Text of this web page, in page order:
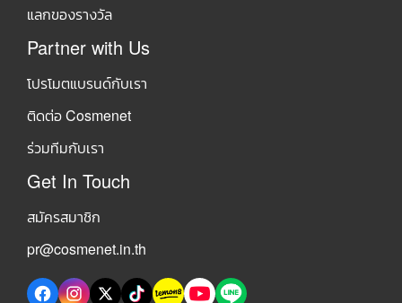
แลกของรางวัล
Partner with Us
โปรโมตแบรนด์กับเรา
ติดต่อ Cosmenet
ร่วมทีมกับเรา
Get In Touch
สมัครสมาชิก
pr@cosmenet.in.th